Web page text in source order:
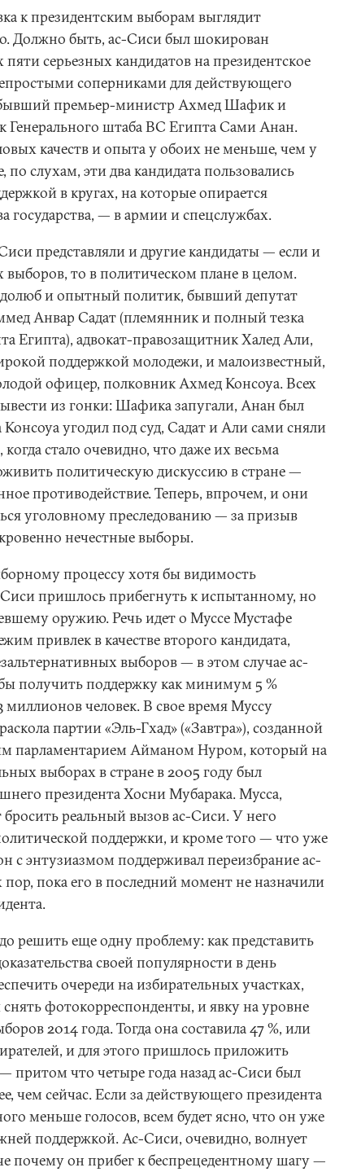
к президентским выборам выглядит
Должно быть, ас-Сиси был шокирован
серьезных кандидатов на президентское
соперниками для действующего
премьер-министр Ахмед Шафик и
Генерального штаба ВС Египта Сами Анан.
качеств и опыта у обоих не меньше, чем у
слухам, эти два кандидата пользовались
в кругах, на которые опирается
государства, — в армии и спецслужбах.
представляли и другие кандидаты — если и
выборов, то в политическом плане в целом.
и опытный политик, бывший депутат
Анвар Садат (племянник и полный тезка
Египта), адвокат-правозащитник Халед Али,
поддержкой молодежи, и малоизвестный,
офицер, полковник Ахмед Консоуа. Всех
из гонки: Шафика запугали, Анан был
Консоуа угодил под суд, Садат и Али сами сняли
стало очевидно, что даже их весьма
политическую дискуссию в стране —
противодействие. Теперь, впрочем, и они
уголовному преследованию — за призыв
нечестные выборы.
процессу хотя бы видимость
пришлось прибегнуть к испытанному, но
оружию. Речь идет о Муссе Мустафе
привлек в качестве второго кандидата,
выборов — в этом случае ас-
получить поддержку как минимум 5 %
миллионов человек. В свое время Муссу
партии «Эль-Гхад» («Завтра»), созданной
парламентарием Айманом Нуром, который на
выборах в стране в 2005 году был
президента Хосни Мубарака. Мусса,
реальный вызов ас-Сиси. У него
поддержки, и кроме того — что уже
с энтузиазмом поддерживал переизбрание ас-
пока его в последний момент не назначили
решить еще одну проблему: как представить
своей популярности в день
очереди на избирательных участках,
фотокорреспонденты, и явку на уровне
2014 года. Тогда она составила 47 %, или
и для этого пришлось приложить
притом что четыре года назад ас-Сиси был
чем сейчас. Если за действующего президента
меньше голосов, всем будет ясно, что он уже
поддержкой. Ас-Сиси, очевидно, волнует
почему он прибег к беспрецедентному шагу —